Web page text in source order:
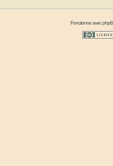
Fonctionne avec